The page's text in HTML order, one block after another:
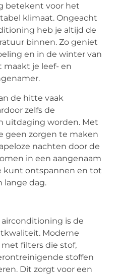
betekent voor het
klimaat. Ongeacht
heb je altijd de
binnen. Zo geniet
en in de winter van
maakt je leef- en
de hitte vaak
zelfs de
uitdaging worden. Met
geen zorgen te maken
nachten door de
in een aangenaam
kunt ontspannen en tot
lange dag.
is de
Moderne
filters die stof,
stoffen
Dit zorgt voor een